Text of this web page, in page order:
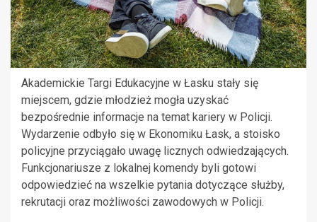
Akademickie Targi Edukacyjne w Łasku stały się
miejscem, gdzie młodzież mogła uzyskać
bezpośrednie informacje na temat kariery w Policji.
Wydarzenie odbyło się w Ekonomiku Łask, a stoisko
policyjne przyciągało uwagę licznych odwiedzających.
Funkcjonariusze z lokalnej komendy byli gotowi
odpowiedzieć na wszelkie pytania dotyczące służby,
rekrutacji oraz możliwości zawodowych w Policji.